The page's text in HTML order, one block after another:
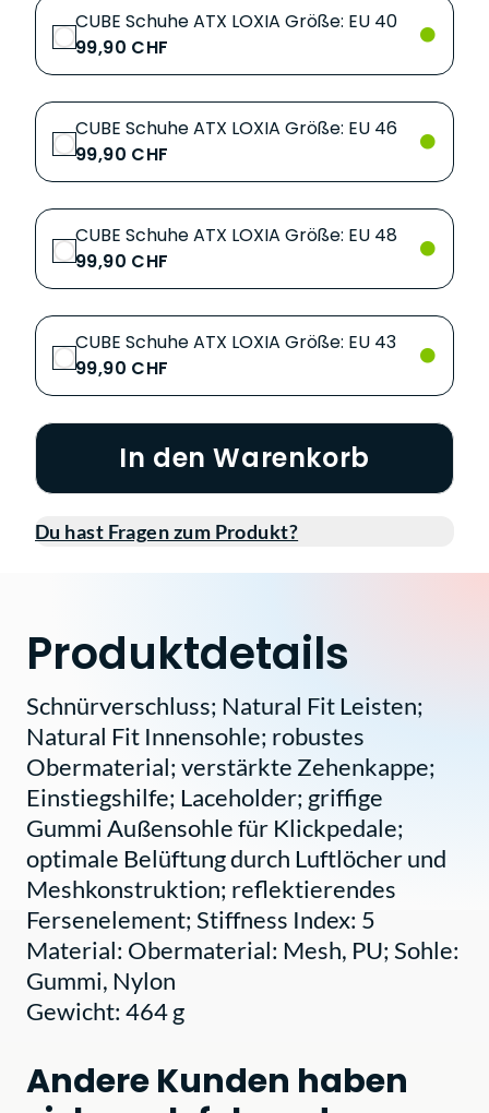
CUBE Schuhe ATX LOXIA Größe: EU 40
99,90 CHF
CUBE Schuhe ATX LOXIA Größe: EU 46
99,90 CHF
CUBE Schuhe ATX LOXIA Größe: EU 48
99,90 CHF
CUBE Schuhe ATX LOXIA Größe: EU 43
99,90 CHF
In den Warenkorb
Du hast Fragen zum Produkt?
Produktdetails
Schnürverschluss; Natural Fit Leisten;
Natural Fit Innensohle; robustes
Obermaterial; verstärkte Zehenkappe;
Einstiegshilfe; Laceholder; griffige
Gummi Außensohle für Klickpedale;
optimale Belüftung durch Luftlöcher und
Meshkonstruktion; reflektierendes
Fersenelement; Stiffness Index: 5
Material: Obermaterial: Mesh, PU; Sohle:
Gummi, Nylon
Gewicht: 464 g
Andere Kunden haben